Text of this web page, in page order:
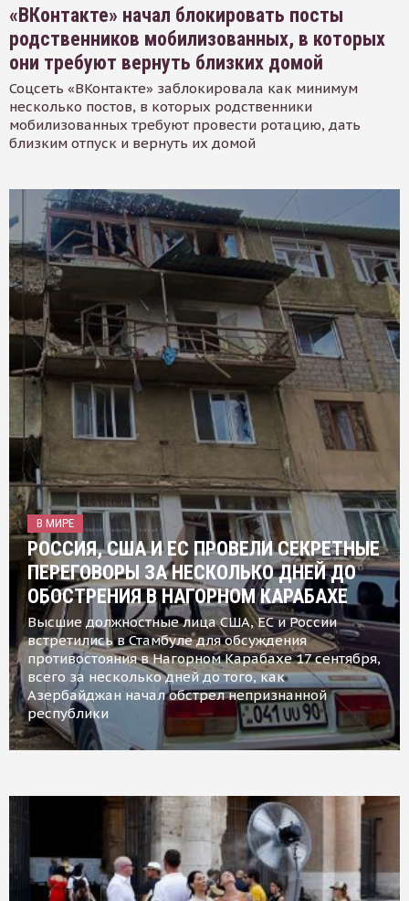
«ВКонтакте» начал блокировать посты
родственников мобилизованных, в которых
они требуют вернуть близких домой
Соцсеть «ВКонтакте» заблокировала как минимум
несколько постов, в которых родственники
мобилизованных требуют провести ротацию, дать
близким отпуск и вернуть их домой
В МИРЕ
РОССИЯ, США И ЕС ПРОВЕЛИ СЕКРЕТНЫЕ
ПЕРЕГОВОРЫ ЗА НЕСКОЛЬКО ДНЕЙ ДО
ОБОСТРЕНИЯ В НАГОРНОМ КАРАБАХЕ
Высшие должностные лица США, ЕС и России
встретились в Стамбуле для обсуждения
противостояния в Нагорном Карабахе 17 сентября,
всего за несколько дней до того, как
Азербайджан начал обстрел непризнанной
республики